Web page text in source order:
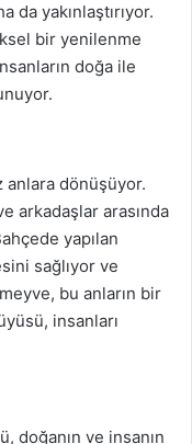
da yakınlaştırıyor.
bir yenilenme
doğa ile
anlara dönüşüyor.
arkadaşlar arasında
yapılan
sağlıyor ve
bu anların bir
insanları
doğanın ve insanın